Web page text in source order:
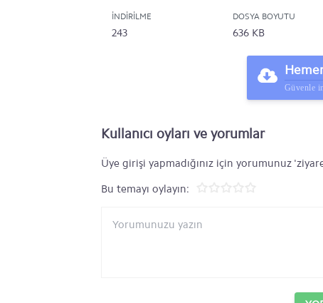
İNDIRILME
243
DOSYA BOYUTU
636 KB
Güvenle
Kullanıcı oyları ve yorumlar
Üye girişi yapmadığınız için yorumunuz
Bu temayı oylayın: